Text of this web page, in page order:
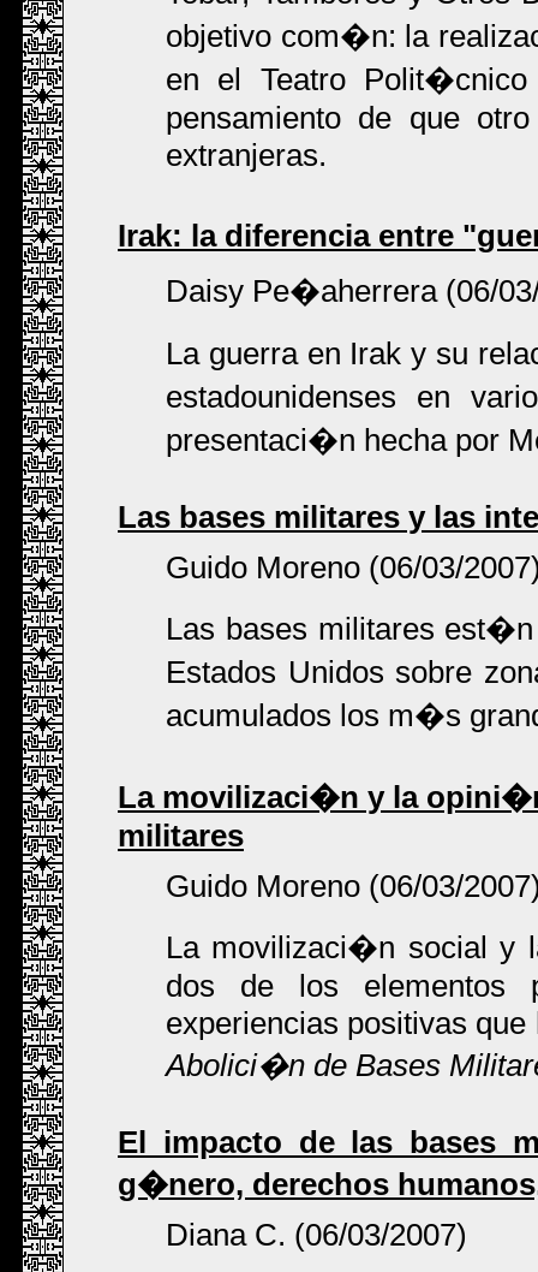
objetivo com�n: la
en el Teatro
pensamiento de que
extranjeras.
Irak: la diferencia entre
Daisy Pe�aherrera (06/
La guerra en Irak y su
estadounidenses en
presentaci�n hecha por
Las bases militares y las
Guido Moreno (06/03/
Las bases militares
Estados Unidos sobre
acumulados los m�s
La movilizaci�n y la
militares
Guido Moreno (06/03/
La movilizaci�n social y
dos de los elementos
experiencias positivas
Abolici�n de Bases
El impacto de las bases
g�nero, derechos
Diana C. (06/03/2007)